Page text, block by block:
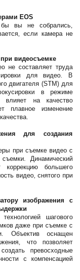
EOS
вы не собрались,
если камера не
видеосъемке
не составляет труда
для видео. В
двигателя (STM) для
в режиме
влияет на качество
плавное изменение
для создания
при съемке видео с
Динамический
коррекцию большего
видео, снятого при
изображения с
шагового
даже при съемке с
Объектив оснащен
что позволяет
превосходные
с компенсацией